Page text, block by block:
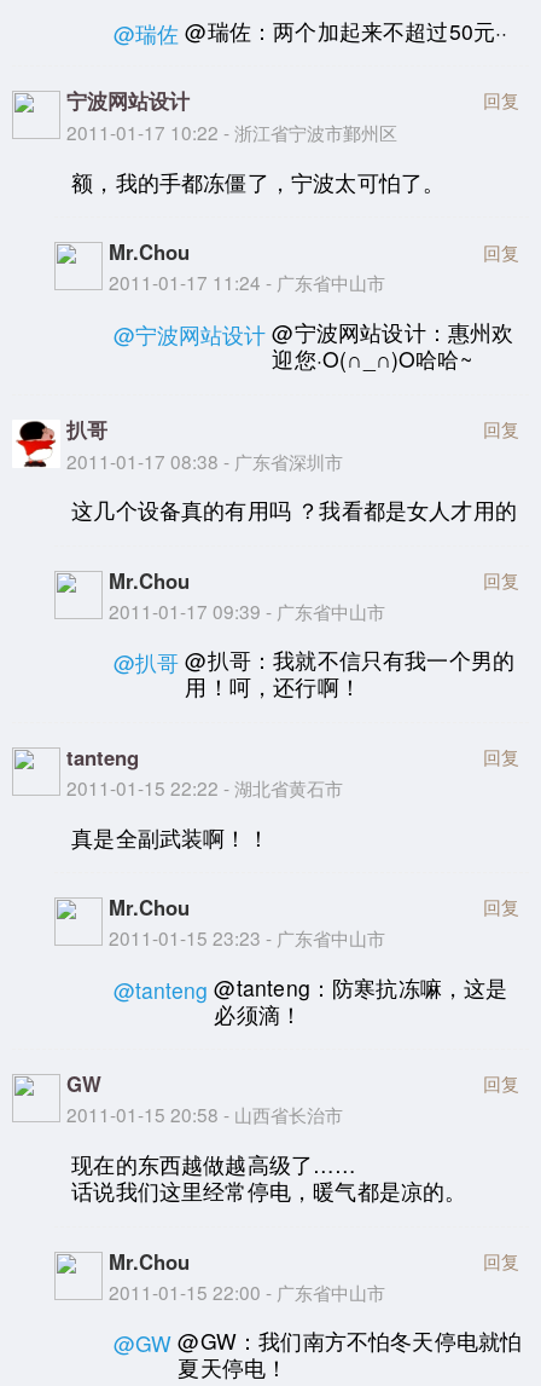
@瑞佐 @瑞佐：两个加起来不超过50元··
宁波网站设计
2011-01-17 10:22 - 浙江省宁波市鄞州区
回复
额，我的手都冻僵了，宁波太可怕了。
Mr.Chou
2011-01-17 11:24 - 广东省中山市
回复
@宁波网站设计 @宁波网站设计：惠州欢
迎您·O(∩_∩)O哈哈~
扒哥
2011-01-17 08:38 - 广东省深圳市
回复
这几个设备真的有用吗 ？我看都是女人才用的
Mr.Chou
2011-01-17 09:39 - 广东省中山市
回复
@扒哥 @扒哥：我就不信只有我一个男的
用！呵，还行啊！
tanteng
2011-01-15 22:22 - 湖北省黄石市
回复
真是全副武装啊！！
Mr.Chou
2011-01-15 23:23 - 广东省中山市
回复
@tanteng @tanteng：防寒抗冻嘛，这是
必须滴！
GW
2011-01-15 20:58 - 山西省长治市
回复
现在的东西越做越高级了……
话说我们这里经常停电，暖气都是凉的。
Mr.Chou
2011-01-15 22:00 - 广东省中山市
回复
@GW @GW：我们南方不怕冬天停电就怕
夏天停电！